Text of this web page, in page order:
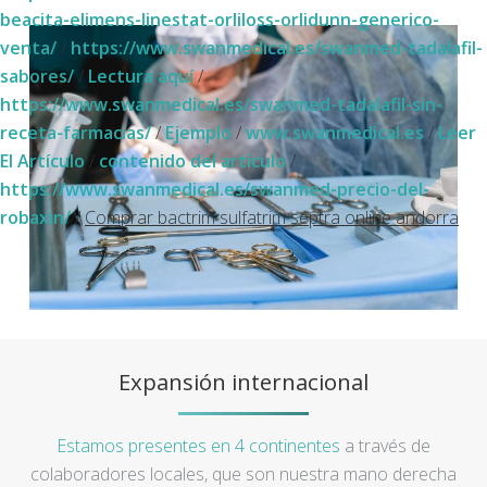
beacita-elimens-linestat-orliloss-orlidunn-generico-
venta// https://www.swanmedical.es/swanmed-tadalafil-
sabores// Lectura aquí/
https://www.swanmedical.es/swanmed-tadalafil-sin-
receta-farmacias//Ejemplo /www.swanmedical.es /Leer
El Artículo/ contenido del artículo/
https://www.swanmedical.es/swanmed-precio-del-
robaxin//Comprar bactrim sulfatrim septra online andorra
Expansión internacional
Estamos presentes en 4 continentes a través de
colaboradores locales, que son nuestra mano derecha